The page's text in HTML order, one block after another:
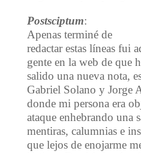
Postsciptum:
Apenas terminé de
redactar estas líneas fui
gente en la web de que
salido una nueva nota,
Gabriel Solano y Jorge
donde mi persona era
ataque enhebrando una
mentiras, calumnias e
que lejos de enojarme